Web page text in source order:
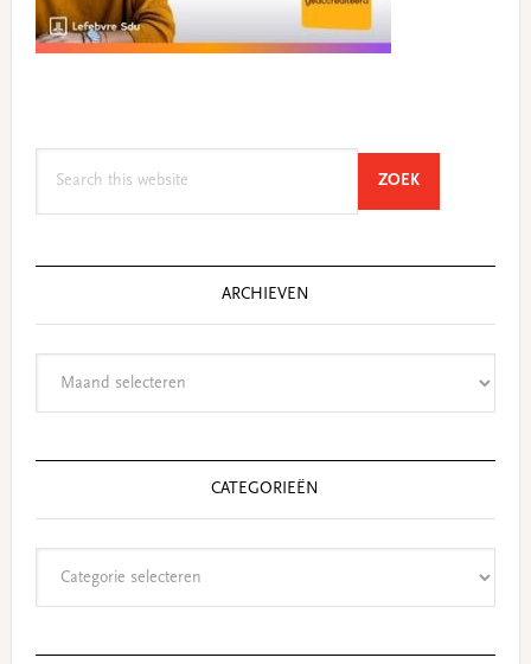
ZOEKSEARCH
ARCHIEVEN
CATEGORIEËN